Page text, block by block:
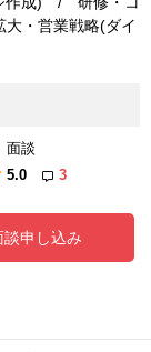
・営業戦略(ダイ
面談
5.0
3
談申し込み